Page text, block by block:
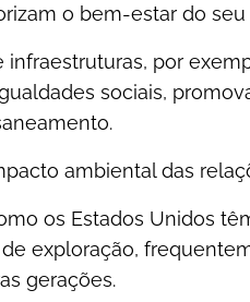
o bem-estar do seu
infraestruturas, por
sociais,
ambiental das
os Estados Unidos
exploração,
gerações.